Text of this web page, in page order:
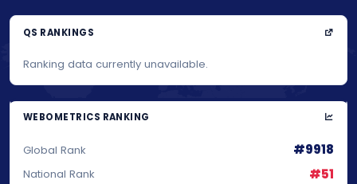
QS RANKINGS
Ranking data currently unavailable.
WEBOMETRICS RANKING
Global Rank #9918
National Rank #51